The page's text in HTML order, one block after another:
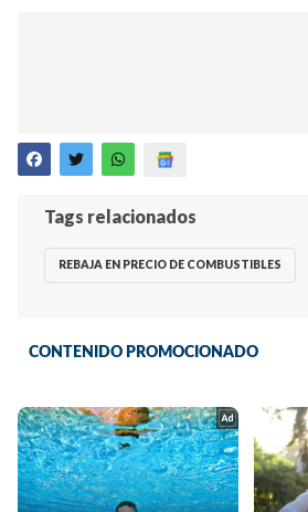
Tags relacionados
REBAJA EN PRECIO DE COMBUSTIBLES